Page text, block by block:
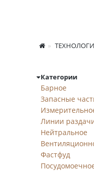
Категории
Барное
Запасные
Линии
Нейтральное
Фастфуд